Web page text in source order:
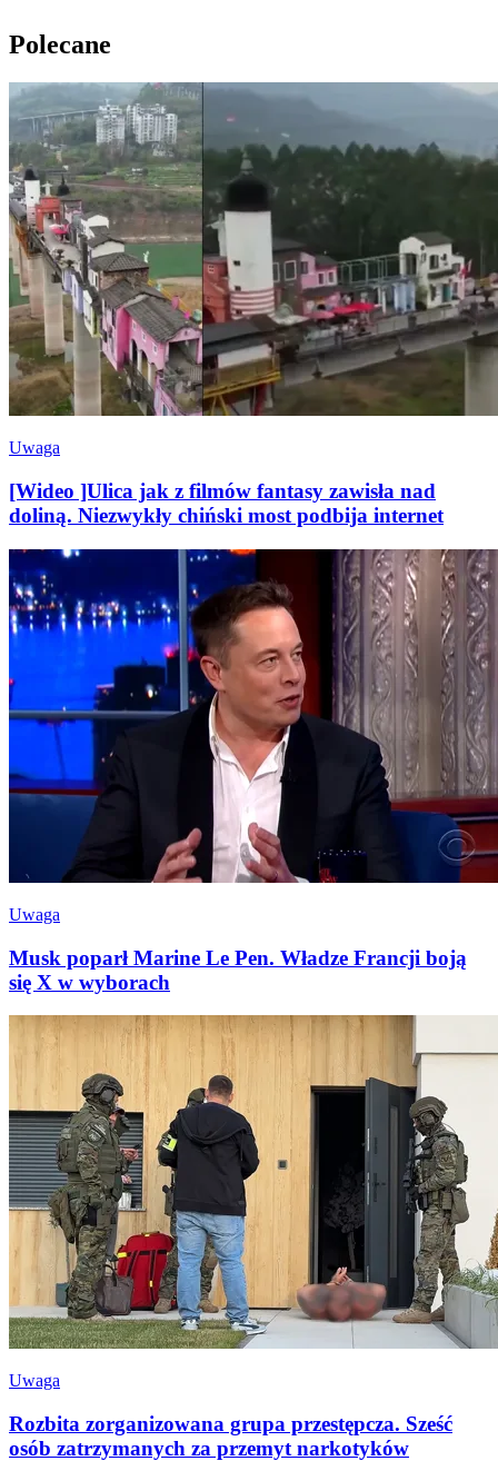
Polecane
Uwaga
[Wideo ]Ulica jak z filmów fantasy zawisła nad
doliną. Niezwykły chiński most podbija internet
Uwaga
Musk poparł Marine Le Pen. Władze Francji boją
się X w wyborach
Uwaga
Rozbita zorganizowana grupa przestępcza. Sześć
osób zatrzymanych za przemyt narkotyków